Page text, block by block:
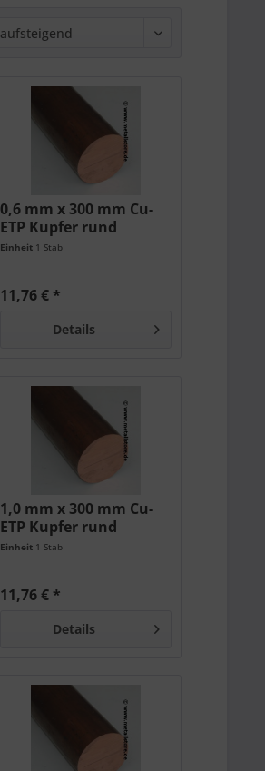
0,6 mm x 300 mm Cu-
ETP Kupfer rund
Einheit 1 Stab
11,76 € *
Details
1,0 mm x 300 mm Cu-
ETP Kupfer rund
Einheit 1 Stab
11,76 € *
Details